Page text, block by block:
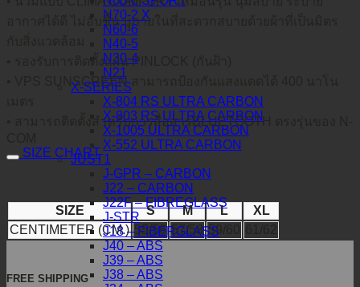
N70-2 X
N60-6
N40-5
N30-4
N21
X-SERIES
X-804 RS ULTRA CARBON
X-803 RS ULTRA CARBON
X-1005 ULTRA CARBON
X-552 ULTRA CARBON
JUST1
J-GPR – CARBON
J22 – CARBON
J22F – FIBREGLASS
J-STR
J18 – FIBERGLASS
J40 – ABS
J39 – ABS
J38 – ABS
อากาศได้ดี ไม่อับชื้น บุภายในที่สะดวกสบายด้วยผ้าที่เป็นมิตร
• รองรับการติดตั้งแผ่น PINLOCK (กันฝ้า)
• VPS SUNSCREEN สามารถป้องกันแสงแดดได้ 400 นาโน
• สามารถติดตั้งสำหรับการสื่อสารBLUETOOTH ตรงรุ่นของ N-
SIZE CHART
SIZE S M L
XL
CENTIMETER (CM.)
55/56 57/58 59/60
FREE SHIPPING